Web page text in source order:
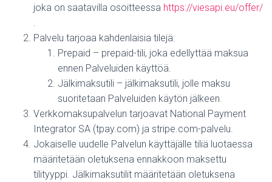
joka on saatavilla osoitteessa https://viesapi.eu/offer/
.
Palvelu tarjoaa kahdenlaisia tilejä:
Prepaid – prepaid-tili, joka edellyttää maksua
ennen Palveluiden käyttöä.
Jälkimaksutili – jälkimaksutili, jolle maksu
suoritetaan Palveluiden käytön jälkeen.
Verkkomaksupalvelun tarjoavat National Payment
Integrator SA (tpay.com) ja stripe.com-palvelu.
Jokaiselle uudelle Palvelun käyttäjälle tiliä luotaessa
määritetään oletuksena ennakkoon maksettu
tilityyppi. Jälkimaksutilit määritetään oletuksena